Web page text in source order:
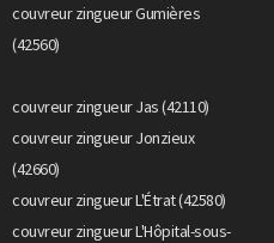
couvreur zingueur Gumières
(42560)
couvreur zingueur Jas (42110)
couvreur zingueur Jonzieux
(42660)
couvreur zingueur L'Étrat (42580)
couvreur zingueur L'Hôpital-sous-